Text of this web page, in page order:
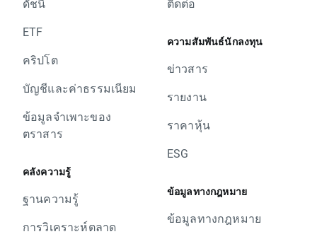
ดัชนี
ETF
คริปโต
บัญชีและค่าธรรมเนียม
ข้อมูลจำเพาะของ
ตราสาร
คลังความรู้
ฐานความรู้
การวิเคราะห์ตลาด
ติดต่อ
ความสัมพันธ์นักลงทุน
ข่าวสาร
รายงาน
ราคาหุ้น
ESG
ข้อมูลทางกฎหมาย
ข้อมูลทางกฎหมาย